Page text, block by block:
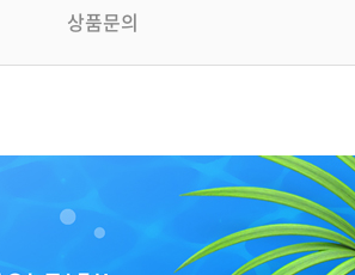
상품문의